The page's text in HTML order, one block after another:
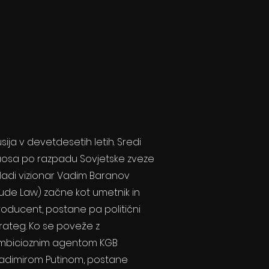
v devetdesetih letih. Sredi
po razpadu Sovjetske zveze
vizionar Vadim Baranov
Law) začne kot umetnik in
postane pa politični
Ko se poveže z
agentom KGB
Putinom, postane